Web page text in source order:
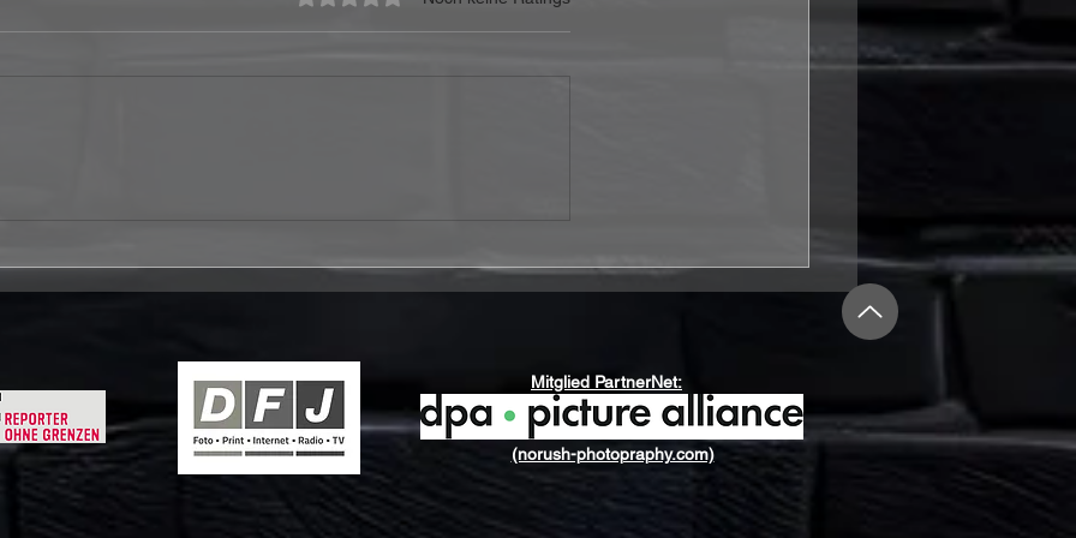
Mitglied PartnerNet:
(norush-photopraphy.com)